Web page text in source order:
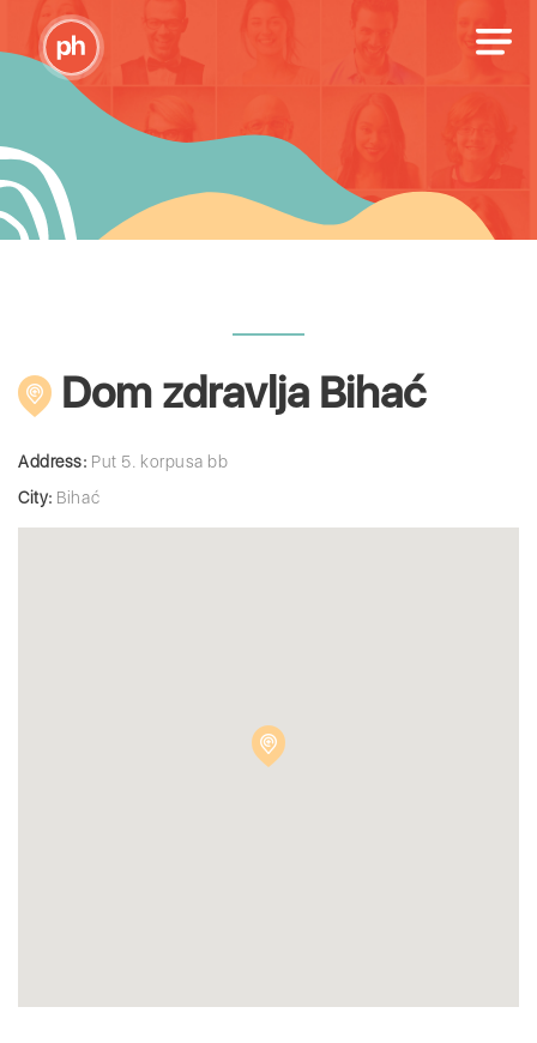
Dom zdravlja Bihać
Address: Put 5. korpusa bb
City: Bihać